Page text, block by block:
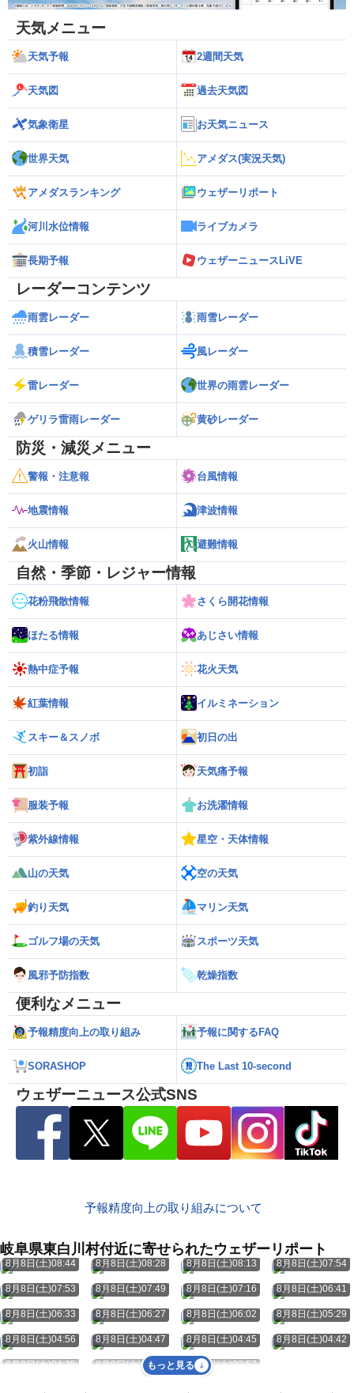
天気メニュー
天気予報 2週間天気
天気図 過去天気図
気象衛星 お天気ニュース
世界天気 アメダス(実況天気)
アメダスランキング ウェザーリポート
河川水位情報 ライブカメラ
長期予報 ウェザーニュースLiVE
レーダーコンテンツ
雨雲レーダー 雨雪レーダー
積雪レーダー 風レーダー
雷レーダー 世界の雨雲レーダー
ゲリラ雷雨レーダー 黄砂レーダー
防災・減災メニュー
警報・注意報 台風情報
地震情報 津波情報
火山情報 避難情報
自然・季節・レジャー情報
花粉飛散情報 さくら開花情報
ほたる情報 あじさい情報
熱中症予報 花火天気
紅葉情報 イルミネーション
スキー＆スノボ 初日の出
初詣 天気痛予報
服装予報 お洗濯情報
紫外線情報 星空・天体情報
山の天気 空の天気
釣り天気 マリン天気
ゴルフ場の天気 スポーツ天気
風邪予防指数 乾燥指数
便利なメニュー
予報精度向上の取り組み 予報に関するFAQ
SORASHOP The Last 10-second
ウェザーニュース公式SNS
予報精度向上の取り組みについて
岐阜県東白川村付近に寄せられたウェザーリポート
8月8日(土)08:44 8月8日(土)08:28 8月8日(土)08:13 8月8日(土)07:54
8月8日(土)07:53 8月8日(土)07:49 8月8日(土)07:16 8月8日(土)06:41
8月8日(土)06:33 8月8日(土)06:27 8月8日(土)06:02 8月8日(土)05:29
8月8日(土)04:56 8月8日(土)04:47 8月8日(土)04:45 8月8日(土)04:42
8月8日(土)04:35 8月8日(土)04:19 8月8日(土)03:57
もっと見る